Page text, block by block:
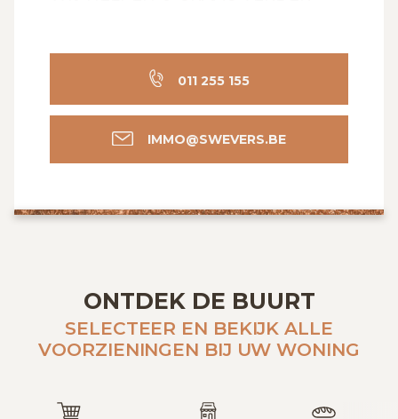
011 255 155
IMMO@SWEVERS.BE
ONTDEK DE BUURT
SELECTEER EN BEKIJK ALLE
VOORZIENINGEN BIJ UW WONING